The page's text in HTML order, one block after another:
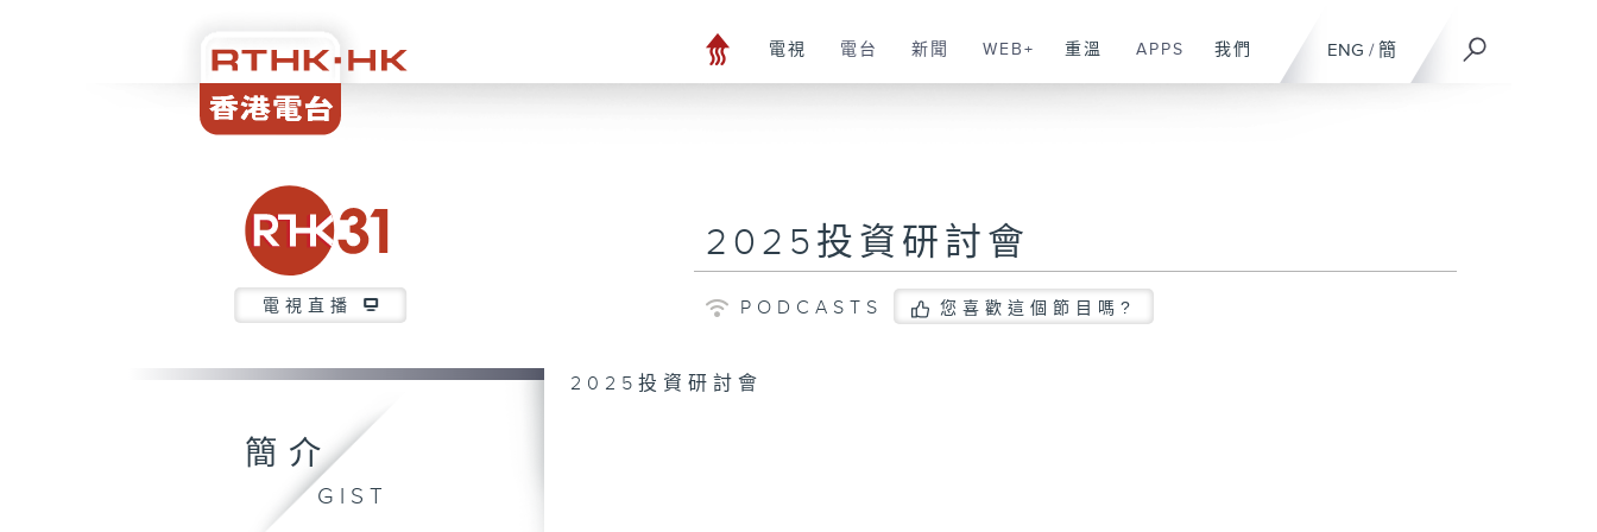
ENG / 簡
電視 電台 新聞 WEB+ 重溫 APPS 我們
電視直播
2025投資研討會
PODCASTS 您喜歡這個節目嗎?
簡介
GIST
2025投資研討會